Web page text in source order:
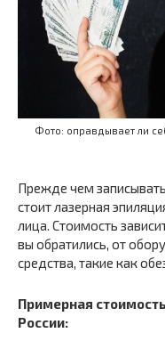
Фото: оправдывает ли
Прежде чем
стоит лазерная
лица. Стоимость
вы обратились, от
средства, такие как
Примерная
России: